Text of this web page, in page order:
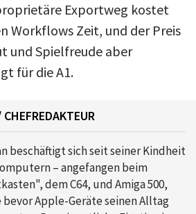
Exportweg kostet
Workflows Zeit, und der Preis
und Spielfreude aber
für die A1.
beschäftigt sich seit seiner Kindheit
– angefangen beim
dem C64, und Amiga 500,
bevor Apple-Geräte seinen Alltag